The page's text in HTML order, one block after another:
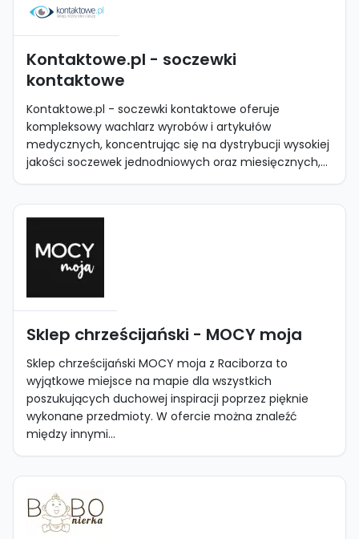
Kontaktowe.pl - soczewki
kontaktowe
Kontaktowe.pl - soczewki kontaktowe oferuje
kompleksowy wachlarz wyrobów i artykułów
medycznych, koncentrując się na dystrybucji wysokiej
jakości soczewek jednodniowych oraz miesięcznych,...
Sklep chrześcijański - MOCY moja
Sklep chrześcijański MOCY moja z Raciborza to
wyjątkowe miejsce na mapie dla wszystkich
poszukujących duchowej inspiracji poprzez pięknie
wykonane przedmioty. W ofercie można znaleźć
między innymi...